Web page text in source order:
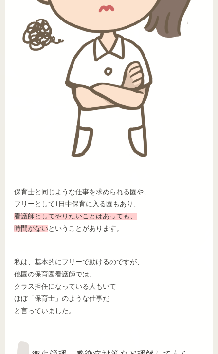
保育士と同じような仕事を求められる園や、
フリーとして1日中保育に入る園もあり、
看護師としてやりたいことはあっても、
時間がないということがあります。
私は、基本的にフリーで動けるのですが、
他園の保育園看護師では、
クラス担任になっている人もいて
ほぼ「保育士」のような仕事だ
と言っていました。